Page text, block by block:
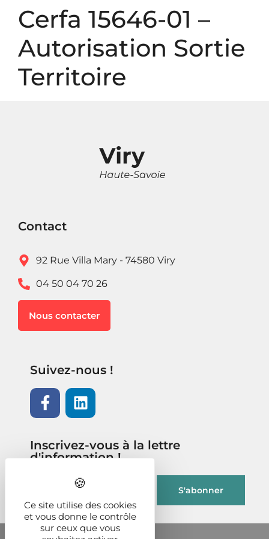
Cerfa 15646-01 –
Autorisation Sortie
Territoire
Contact
92 Rue Villa Mary - 74580 Viry
04 50 04 70 26
Nous contacter
Suivez-nous !
Inscrivez-vous à la lettre
d'information !
Panneau de gestion des cookies
Ce site utilise des cookies
et vous donne le contrôle
sur ceux que vous